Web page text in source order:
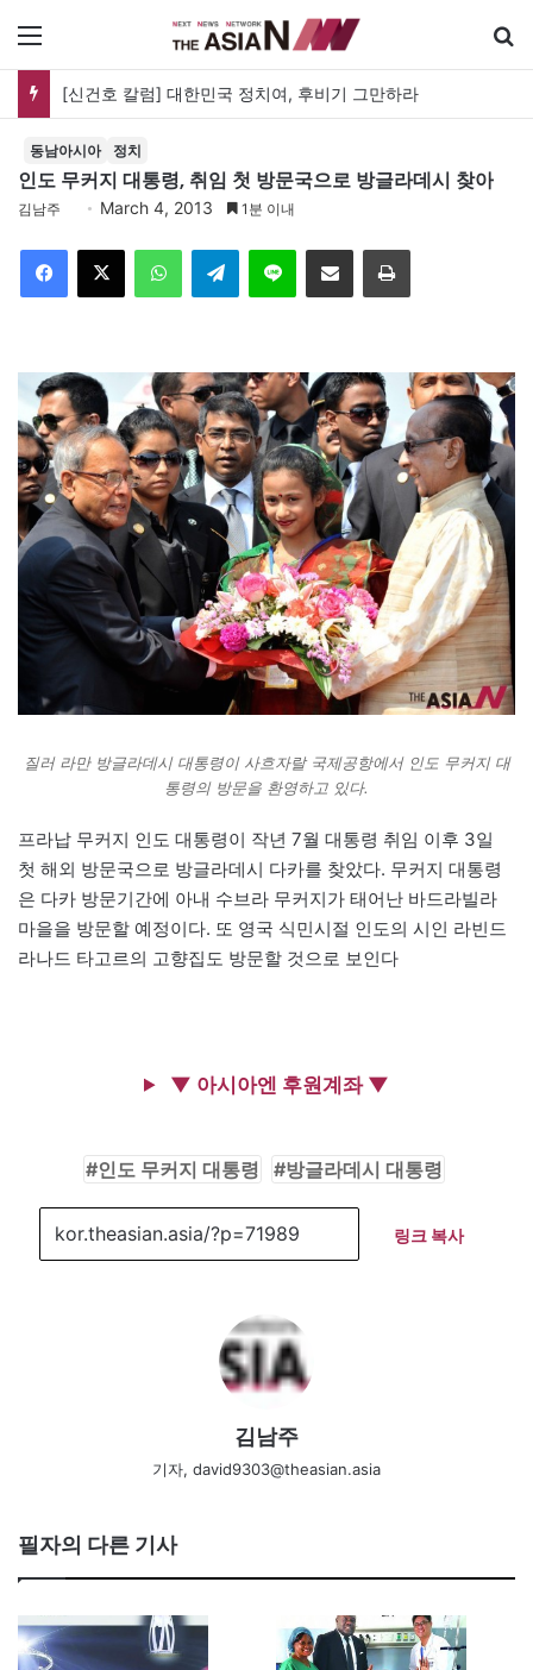
[신건호 칼럼] 대한민국 정치여, 후비기 그만하라
동남아시아 정치
인도 무커지 대통령, 취임 첫 방문국으로 방글라데시 찾아
김남주 March 4, 2013 1분 이내
Telegram 이메일
질러 라만 방글라데시 대통령이 사흐자랄 국제공항에서 인도 무커지 대
통령의 방문을 환영하고 있다.
프라납 무커지 인도 대통령이 작년 7월 대통령 취임 이후 3일
첫 해외 방문국으로 방글라데시 다카를 찾았다. 무커지 대통령
은 다카 방문기간에 아내 수브라 무커지가 태어난 바드라빌라
마을을 방문할 예정이다. 또 영국 식민시절 인도의 시인 라빈드
라나드 타고르의 고향집도 방문할 것으로 보인다
▼ 아시아엔 후원계좌 ▼
인도 무커지 대통령 방글라데시 대통령
링크 복사
김남주
기자, david9303@theasian.asia
필자의 다른 기사